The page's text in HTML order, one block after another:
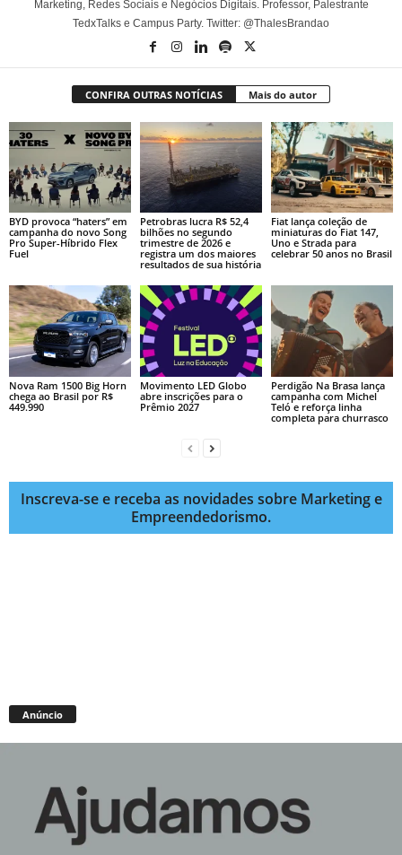
Marketing, Redes Sociais e Negócios Digitais. Professor, Palestrante
TedxTalks e Campus Party. Twitter: @ThalesBrandao
CONFIRA OUTRAS NOTÍCIAS Mais do autor
BYD provoca “haters” em
campanha do novo Song
Pro Super-Híbrido Flex
Fuel
Petrobras lucra R$ 52,4
bilhões no segundo
trimestre de 2026 e
registra um dos maiores
resultados de sua história
Fiat lança coleção de
miniaturas do Fiat 147,
Uno e Strada para
celebrar 50 anos no Brasil
Nova Ram 1500 Big Horn
chega ao Brasil por R$
449.990
Movimento LED Globo
abre inscrições para o
Prêmio 2027
Perdigão Na Brasa lança
campanha com Michel
Teló e reforça linha
completa para churrasco
Inscreva-se e receba as novidades sobre Marketing e
Empreendedorismo.
Anúncio